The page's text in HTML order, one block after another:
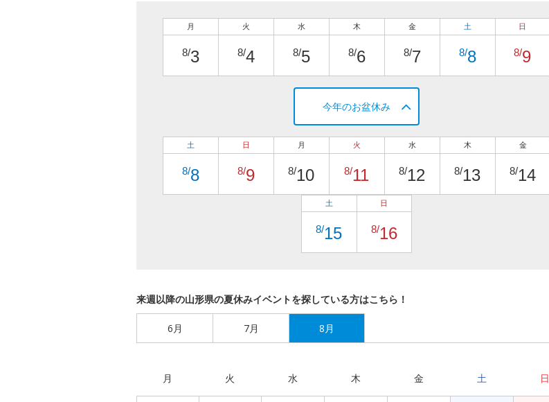
月
8/3
火
8/4
水
8/5
木
8/6
金
8/7
土
8/8
日
8/9
今年のお盆休み
土
8/8
日
8/9
月
8/10
火
8/11
水
8/12
木
8/13
金
8/14
土
8/15
日
8/16
来週以降の山形県の夏休みイベントを探している方はこちら！
6月 7月 8月
月 火 水 木 金 土 日